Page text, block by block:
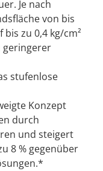
Je nach
von bis
bis zu 0,4 kg/cm²
geringerer
stufenlose
Konzept
durch
und steigert
8 % gegenüber